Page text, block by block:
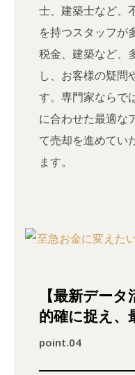
士、建築士など、
を持つスタッフが
税金、建築など、
し、お客様の疑問
す。専門家ならで
に合わせた最適な
て売却を進めてい
ます。
【最新デー
的確に捉え、
point.04